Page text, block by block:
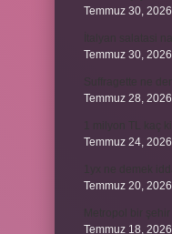
Temmuz 30, 2026
Temmuz 30, 2026
Temmuz 28, 2026
Temmuz 24, 2026
Temmuz 20, 2026
Temmuz 18, 2026